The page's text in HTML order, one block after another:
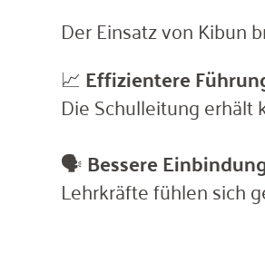
Der Einsatz von Kibun
📈 Effizientere
Die Schulleitung erhält
🗣️Bessere
Lehrkräfte fühlen sich